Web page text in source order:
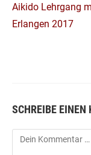
ANSEHEN
Aikido Lehrgang
Erlangen 2017
SCHREIBE
Kommentar